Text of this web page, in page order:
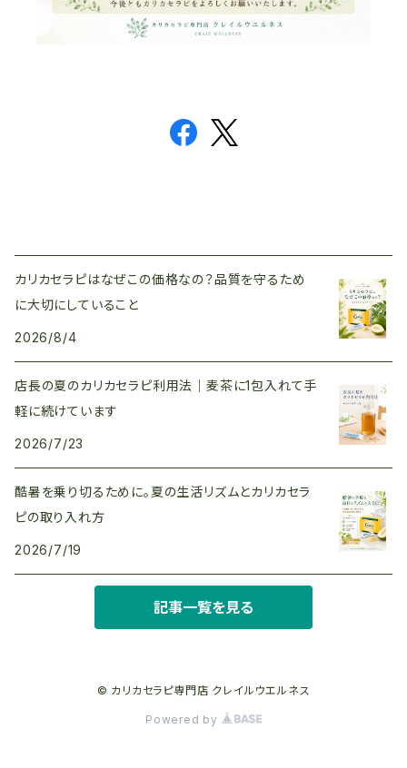
カリカセラピはなぜこの価格なの？品質を守るため
に大切にしていること
2026/8/4
店長の夏のカリカセラピ利用法｜麦茶に1包入れて手
軽に続けています
2026/7/23
酷暑を乗り切るために。夏の生活リズムとカリカセラ
ピの取り入れ方
2026/7/19
記事一覧を見る
© カリカセラピ専門店 クレイルウエルネス
Powered by